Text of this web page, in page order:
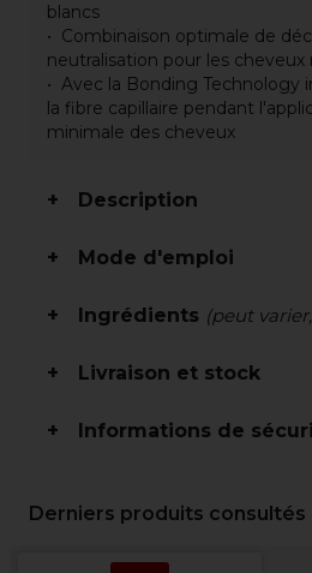
blancs
Combinaison optimale de
neutralisation pour les cheveux
Avec la Bonding Technology
la fibre capillaire pendant
minimale des cheveux
Description
Mode d'emploi
Ingrédients (peut
Livraison et stock
Informations de
Derniers produits consultés